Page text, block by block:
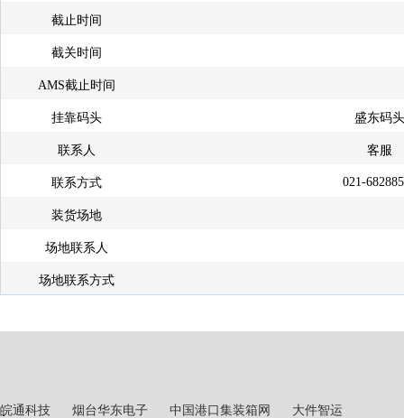
截止时间
截关时间
AMS截止时间
挂靠码头 盛东码头
联系人 客服
联系方式 021-
装货场地
场地联系人
场地联系方式
皖通科技 烟台华东电子 中国港口集装箱网
大件智运